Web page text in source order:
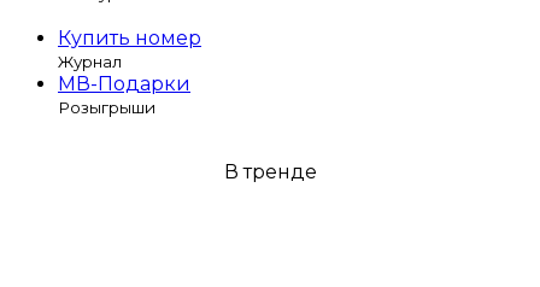
Купить номер
Журнал
МВ-Подарки
Розыгрыши
В тренде